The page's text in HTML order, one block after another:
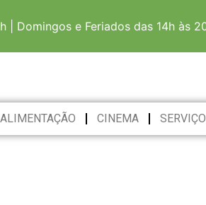
| Domingos e Feriados das 14h às
ALIMENTAÇÃO CINEMA